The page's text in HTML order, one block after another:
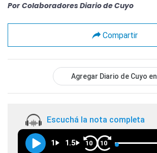
Por Colaboradores Diario de Cuyo
Compartir
Agregar Diario de Cuyo en
Escuchá la nota completa
1 1.5 10 10